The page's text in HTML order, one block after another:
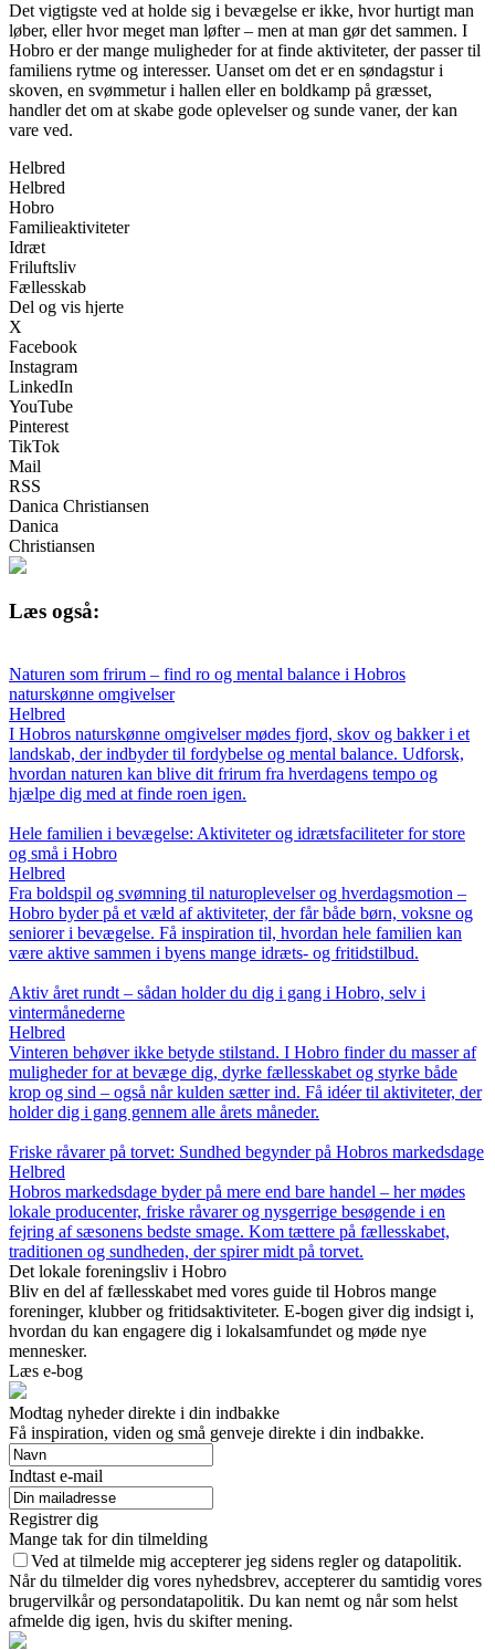
Det vigtigste ved at holde sig i bevægelse er ikke, hvor hurtigt man
løber, eller hvor meget man løfter – men at man gør det sammen. I
Hobro er der mange muligheder for at finde aktiviteter, der passer til
familiens rytme og interesser. Uanset om det er en søndagstur i
skoven, en svømmetur i hallen eller en boldkamp på græsset,
handler det om at skabe gode oplevelser og sunde vaner, der kan
vare ved.
Helbred
Helbred
Hobro
Familieaktiviteter
Idræt
Friluftsliv
Fællesskab
Del og vis hjerte
X
Facebook
Instagram
LinkedIn
YouTube
Pinterest
TikTok
Mail
RSS
Danica Christiansen
Danica
Christiansen
Læs også:
Naturen som frirum – find ro og mental balance i Hobros
naturskønne omgivelser
Helbred
I Hobros naturskønne omgivelser mødes fjord, skov og bakker i et
landskab, der indbyder til fordybelse og mental balance. Udforsk,
hvordan naturen kan blive dit frirum fra hverdagens tempo og
hjælpe dig med at finde roen igen.
Hele familien i bevægelse: Aktiviteter og idrætsfaciliteter for store
og små i Hobro
Helbred
Fra boldspil og svømning til naturoplevelser og hverdagsmotion –
Hobro byder på et væld af aktiviteter, der får både børn, voksne og
seniorer i bevægelse. Få inspiration til, hvordan hele familien kan
være aktive sammen i byens mange idræts- og fritidstilbud.
Aktiv året rundt – sådan holder du dig i gang i Hobro, selv i
vintermånederne
Helbred
Vinteren behøver ikke betyde stilstand. I Hobro finder du masser af
muligheder for at bevæge dig, dyrke fællesskabet og styrke både
krop og sind – også når kulden sætter ind. Få idéer til aktiviteter, der
holder dig i gang gennem alle årets måneder.
Friske råvarer på torvet: Sundhed begynder på Hobros markedsdage
Helbred
Hobros markedsdage byder på mere end bare handel – her mødes
lokale producenter, friske råvarer og nysgerrige besøgende i en
fejring af sæsonens bedste smage. Kom tættere på fællesskabet,
traditionen og sundheden, der spirer midt på torvet.
Det lokale foreningsliv i Hobro
Bliv en del af fællesskabet med vores guide til Hobros mange
foreninger, klubber og fritidsaktiviteter. E-bogen giver dig indsigt i,
hvordan du kan engagere dig i lokalsamfundet og møde nye
mennesker.
Læs e-bog
Modtag nyheder direkte i din indbakke
Få inspiration, viden og små genveje direkte i din indbakke.
Indtast e-mail
Registrer dig
Mange tak for din tilmelding
Ved at tilmelde mig accepterer jeg sidens regler og datapolitik.
Når du tilmelder dig vores nyhedsbrev, accepterer du samtidig vores
brugervilkår og persondatapolitik. Du kan nemt og når som helst
afmelde dig igen, hvis du skifter mening.